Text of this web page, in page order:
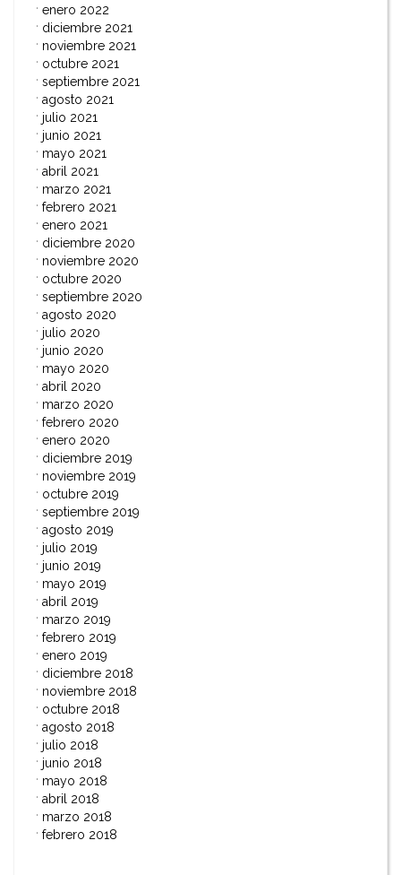
enero 2022
diciembre 2021
noviembre 2021
octubre 2021
septiembre 2021
agosto 2021
julio 2021
junio 2021
mayo 2021
abril 2021
marzo 2021
febrero 2021
enero 2021
diciembre 2020
noviembre 2020
octubre 2020
septiembre 2020
agosto 2020
julio 2020
junio 2020
mayo 2020
abril 2020
marzo 2020
febrero 2020
enero 2020
diciembre 2019
noviembre 2019
octubre 2019
septiembre 2019
agosto 2019
julio 2019
junio 2019
mayo 2019
abril 2019
marzo 2019
febrero 2019
enero 2019
diciembre 2018
noviembre 2018
octubre 2018
agosto 2018
julio 2018
junio 2018
mayo 2018
abril 2018
marzo 2018
febrero 2018